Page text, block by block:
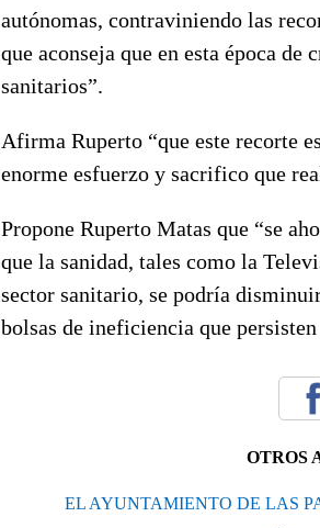
autónomas, contraviniendo las
que aconseja que en esta época
sanitarios”.
Afirma Ruperto “que este recorte
enorme esfuerzo y sacrifico que
Propone Ruperto Matas que “se
que la sanidad, tales como la
sector sanitario, se podría
bolsas de ineficiencia que
OTROS
EL AYUNTAMIENTO DE LAS